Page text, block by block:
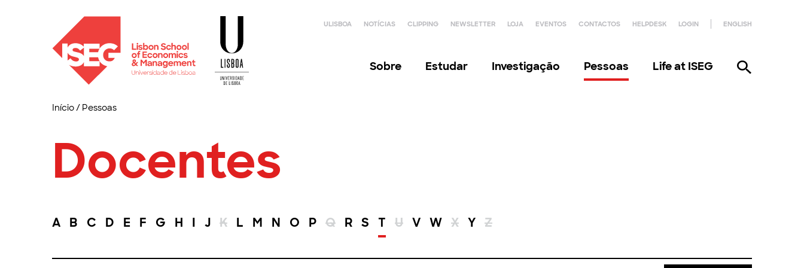
ULISBOA NOTÍCIAS CLIPPING NEWSLETTER LOJA EVENTOS CONTACTOS HELPDESK LOGIN ENGLISH
Sobre Estudar Investigação Pessoas Life at ISEG
Início/ Pessoas
Docentes
A B C D E F G H I J K L M N O P Q R S T U V W X Y Z